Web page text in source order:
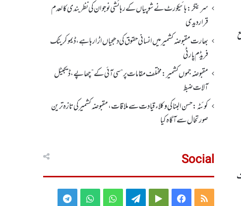
سرینگر:ہائیکورٹ نے شوپیاں کے رہائشی نوجوان کی نظربندی کالعدم
قرار دیدی
بھارت مقبوضہ کشمیر میں انسانی حقوق کی دھجیاں اڑا رہا ہے، ڈیموکریٹک
فریڈم پارٹی
مقبوضہ جموں کشمیر:مختلف مقامات پر ”سی آئی کے” چھاپے، ڈیجیٹل
آلات ضبط
کوئٹہ:حسن البنا کی وکلاء قیادت سے ملاقات، مقبوضہ کشمیرکی تازہ ترین
صورتحال سے آگاہ کیا
Social
RSS
Facebook
Google
Telegram
WhatsApp
WhatsApp
Telegram